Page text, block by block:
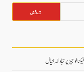
پر تبادلہ خیال